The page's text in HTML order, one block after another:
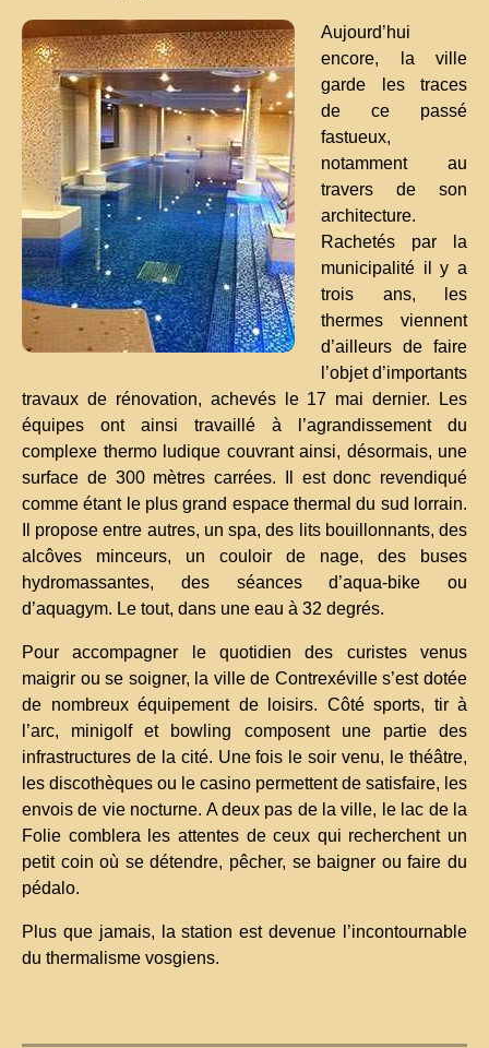
Aujourd’hui
encore, la ville
garde les traces
de ce passé
fastueux,
notamment au
travers de son
architecture.
Rachetés par la
municipalité il y a
trois ans, les
thermes viennent
d’ailleurs de faire
l’objet d’importants
travaux de rénovation, achevés le 17 mai dernier. Les
équipes ont ainsi travaillé à l’agrandissement du
complexe thermo ludique couvrant ainsi, désormais, une
surface de 300 mètres carrées. Il est donc revendiqué
comme étant le plus grand espace thermal du sud lorrain.
Il propose entre autres, un spa, des lits bouillonnants, des
alcôves minceurs, un couloir de nage, des buses
hydromassantes, des séances d’aqua-bike ou
d’aquagym. Le tout, dans une eau à 32 degrés.
Pour accompagner le quotidien des curistes venus
maigrir ou se soigner, la ville de Contrexéville s’est dotée
de nombreux équipement de loisirs. Côté sports, tir à
l’arc, minigolf et bowling composent une partie des
infrastructures de la cité. Une fois le soir venu, le théâtre,
les discothèques ou le casino permettent de satisfaire, les
envois de vie nocturne. A deux pas de la ville, le lac de la
Folie comblera les attentes de ceux qui recherchent un
petit coin où se détendre, pêcher, se baigner ou faire du
pédalo.
Plus que jamais, la station est devenue l’incontournable
du thermalisme vosgiens.